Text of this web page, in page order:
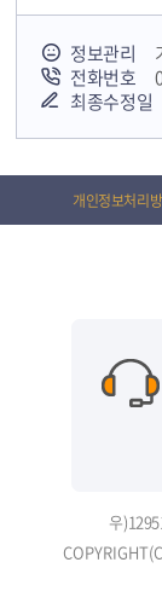
정보관리
전화번호
최종수정일
개인정보처리
우